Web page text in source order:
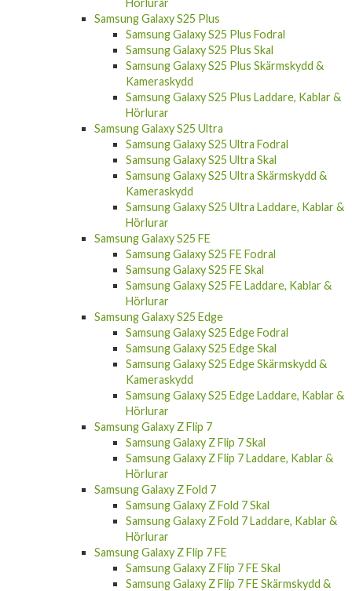
Samsung Galaxy S25 Plus
Samsung Galaxy S25 Plus Fodral
Samsung Galaxy S25 Plus Skal
Samsung Galaxy S25 Plus Skärmskydd &
Kameraskydd
Samsung Galaxy S25 Plus Laddare, Kablar &
Hörlurar
Samsung Galaxy S25 Ultra
Samsung Galaxy S25 Ultra Fodral
Samsung Galaxy S25 Ultra Skal
Samsung Galaxy S25 Ultra Skärmskydd &
Kameraskydd
Samsung Galaxy S25 Ultra Laddare, Kablar &
Hörlurar
Samsung Galaxy S25 FE
Samsung Galaxy S25 FE Fodral
Samsung Galaxy S25 FE Skal
Samsung Galaxy S25 FE Laddare, Kablar &
Hörlurar
Samsung Galaxy S25 Edge
Samsung Galaxy S25 Edge Fodral
Samsung Galaxy S25 Edge Skal
Samsung Galaxy S25 Edge Skärmskydd &
Kameraskydd
Samsung Galaxy S25 Edge Laddare, Kablar &
Hörlurar
Samsung Galaxy Z Flip 7
Samsung Galaxy Z Flip 7 Skal
Samsung Galaxy Z Flip 7 Laddare, Kablar &
Hörlurar
Samsung Galaxy Z Fold 7
Samsung Galaxy Z Fold 7 Skal
Samsung Galaxy Z Fold 7 Laddare, Kablar &
Hörlurar
Samsung Galaxy Z Flip 7 FE
Samsung Galaxy Z Flip 7 FE Skal
Samsung Galaxy Z Flip 7 FE Skärmskydd &